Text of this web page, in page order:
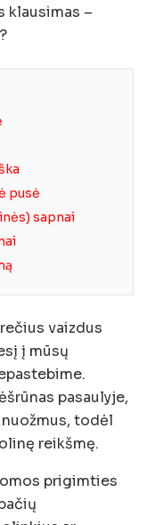
klausimas –
pusė
sapnai
vaizdus
į mūsų
pasaulyje,
todėl
reikšmę.
prigimties